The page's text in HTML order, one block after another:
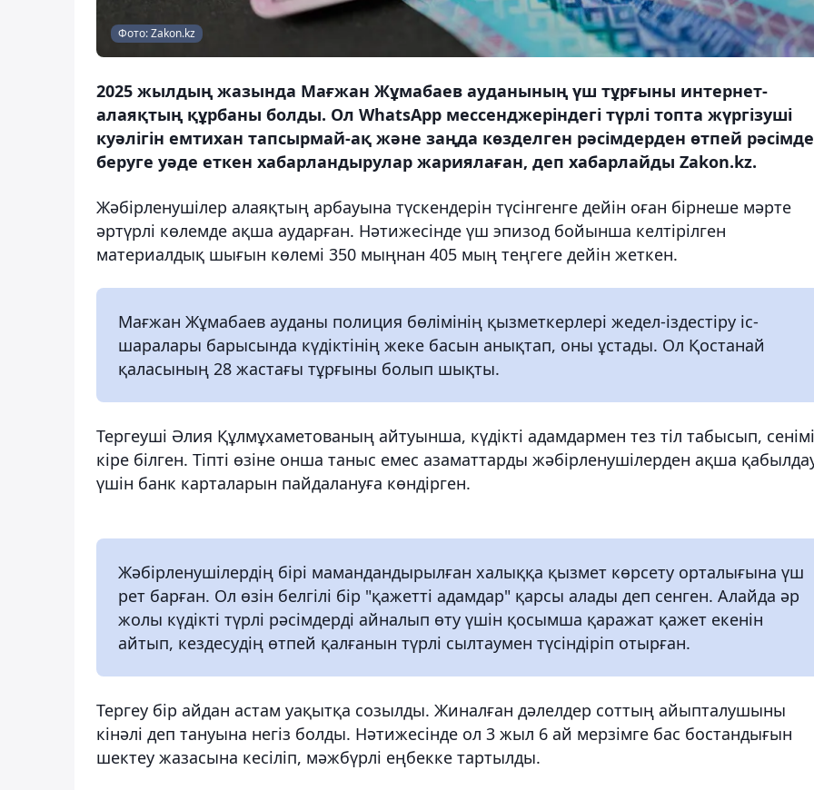
Фото: Zakon.kz
2025 жылдың жазында Мағжан Жұмабаев ауданының үш тұрғыны интернет-
алаяқтың құрбаны болды. Ол WhatsApp мессенджеріндегі түрлі топта жүргізуші
куәлігін емтихан тапсырмай-ақ және заңда көзделген рәсімдерден өтпей
беруге уәде еткен хабарландырулар жариялаған, деп хабарлайды Zakon.kz.
Жәбірленушілер алаяқтың арбауына түскендерін түсінгенге дейін оған бірнеше мәрте
әртүрлі көлемде ақша аударған. Нәтижесінде үш эпизод бойынша келтірілген
материалдық шығын көлемі 350 мыңнан 405 мың теңгеге дейін жеткен.
Мағжан Жұмабаев ауданы полиция бөлімінің қызметкерлері жедел-іздестіру іс-
шаралары барысында күдіктінің жеке басын анықтап, оны ұстады. Ол Қостанай
қаласының 28 жастағы тұрғыны болып шықты.
Тергеуші Әлия Құлмұхаметованың айтуынша, күдікті адамдармен тез тіл табысып,
кіре білген. Тіпті өзіне онша таныс емес азаматтарды жәбірленушілерден ақша
үшін банк карталарын пайдалануға көндірген.
Жәбірленушілердің бірі мамандандырылған халыққа қызмет көрсету орталығына үш
рет барған. Ол өзін белгілі бір "қажетті адамдар" қарсы алады деп сенген. Алайда әр
жолы күдікті түрлі рәсімдерді айналып өту үшін қосымша қаражат қажет екенін
айтып, кездесудің өтпей қалғанын түрлі сылтаумен түсіндіріп отырған.
Тергеу бір айдан астам уақытқа созылды. Жиналған дәлелдер соттың айыпталушыны
кінәлі деп тануына негіз болды. Нәтижесінде ол 3 жыл 6 ай мерзімге бас бостандығын
шектеу жазасына кесіліп, мәжбүрлі еңбекке тартылды.